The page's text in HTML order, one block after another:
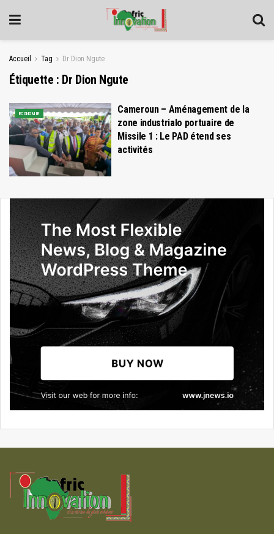
Accueil Tag Dr Dion Ngute
Étiquette : Dr Dion Ngute
ECONOMIE
Cameroun – Aménagement de la
zone industrialo portuaire de
Missile 1 : Le PAD étend ses
activités